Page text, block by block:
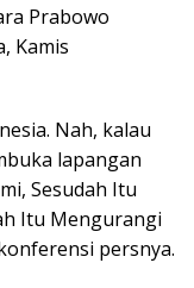
Prabowo
Kamis
Nah, kalau
lapangan
Sesudah Itu
Itu Mengurangi
persnya.